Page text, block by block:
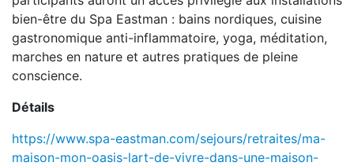
bien-être du Spa Eastman : bains nordiques, cuisine
gastronomique anti-inflammatoire, yoga, méditation,
marches en nature et autres pratiques de pleine
conscience.
Détails
https://www.spa-eastman.com/sejours/retraites/ma-
maison-mon-oasis-lart-de-vivre-dans-une-maison-